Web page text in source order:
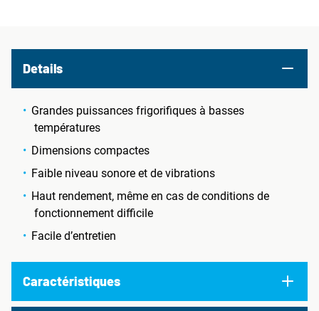
Details
Grandes puissances frigorifiques à basses
températures
Dimensions compactes
Faible niveau sonore et de vibrations
Haut rendement, même en cas de conditions de
fonctionnement difficile
Facile d’entretien
Caractéristiques